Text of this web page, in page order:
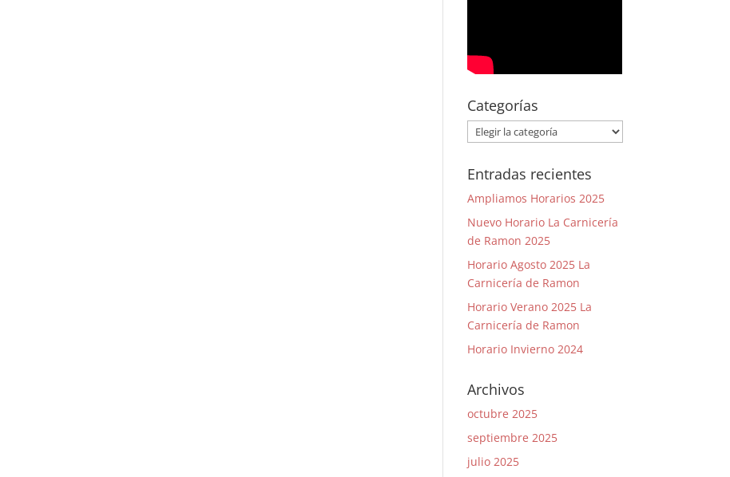
Categorías
Categorías
Entradas recientes
Ampliamos Horarios 2025
Nuevo Horario La Carnicería
de Ramon 2025
Horario Agosto 2025 La
Carnicería de Ramon
Horario Verano 2025 La
Carnicería de Ramon
Horario Invierno 2024
Archivos
octubre 2025
septiembre 2025
julio 2025